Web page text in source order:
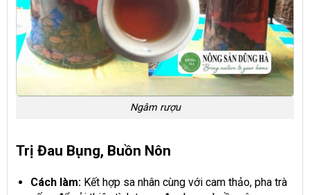
Ngâm rượu
Trị Đau Bụng, Buồn Nôn
Cách làm:Kết hợp sa nhân cùng với cam thảo, pha trà